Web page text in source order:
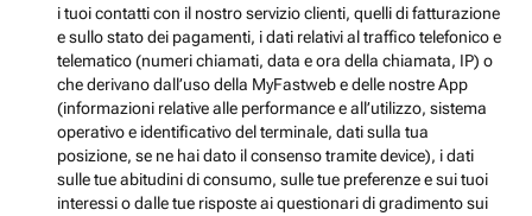
i tuoi contatti con il nostro servizio clienti, quelli di fatturazione
e sullo stato dei pagamenti, i dati relativi al traffico telefonico e
telematico (numeri chiamati, data e ora della chiamata, IP) o
che derivano dall’uso della MyFastweb e delle nostre App
(informazioni relative alle performance e all’utilizzo, sistema
operativo e identificativo del terminale, dati sulla tua
posizione, se ne hai dato il consenso tramite device), i dati
sulle tue abitudini di consumo, sulle tue preferenze e sui tuoi
interessi o dalle tue risposte ai questionari di gradimento sui